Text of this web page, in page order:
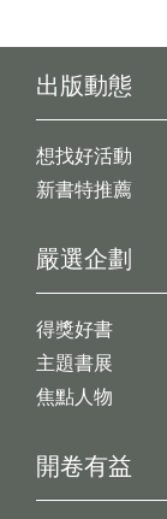
出版動態
想找好活動
新書特推薦
開卷有益
嚴選企劃
得獎好書
主題書展
焦點人物